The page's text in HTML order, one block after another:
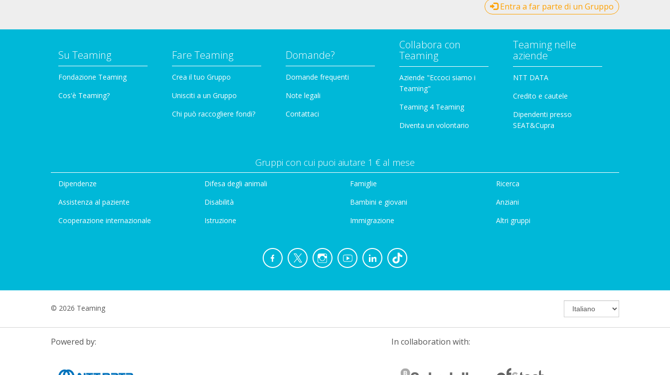
Entra a far parte di un Gruppo
Su Teaming
Fondazione Teaming
Cos'è Teaming?
Fare Teaming
Crea il tuo Gruppo
Unisciti a un Gruppo
Chi può raccogliere fondi?
Domande?
Domande frequenti
Note legali
Contattaci
Collabora con
Teaming
Aziende "Eccoci siamo i
Teaming"
Teaming 4 Teaming
Diventa un volontario
Teaming nelle
aziende
NTT DATA
Credito e cautele
Dipendenti presso
SEAT&Cupra
Gruppi con cui puoi aiutare 1 € al mese
Dipendenze
Assistenza al paziente
Cooperazione internazionale
Difesa degli animali
Disabilità
Istruzione
Famiglie
Bambini e giovani
Immigrazione
Ricerca
Anziani
Altri gruppi
© 2026 Teaming
Powered by: In collaboration with: